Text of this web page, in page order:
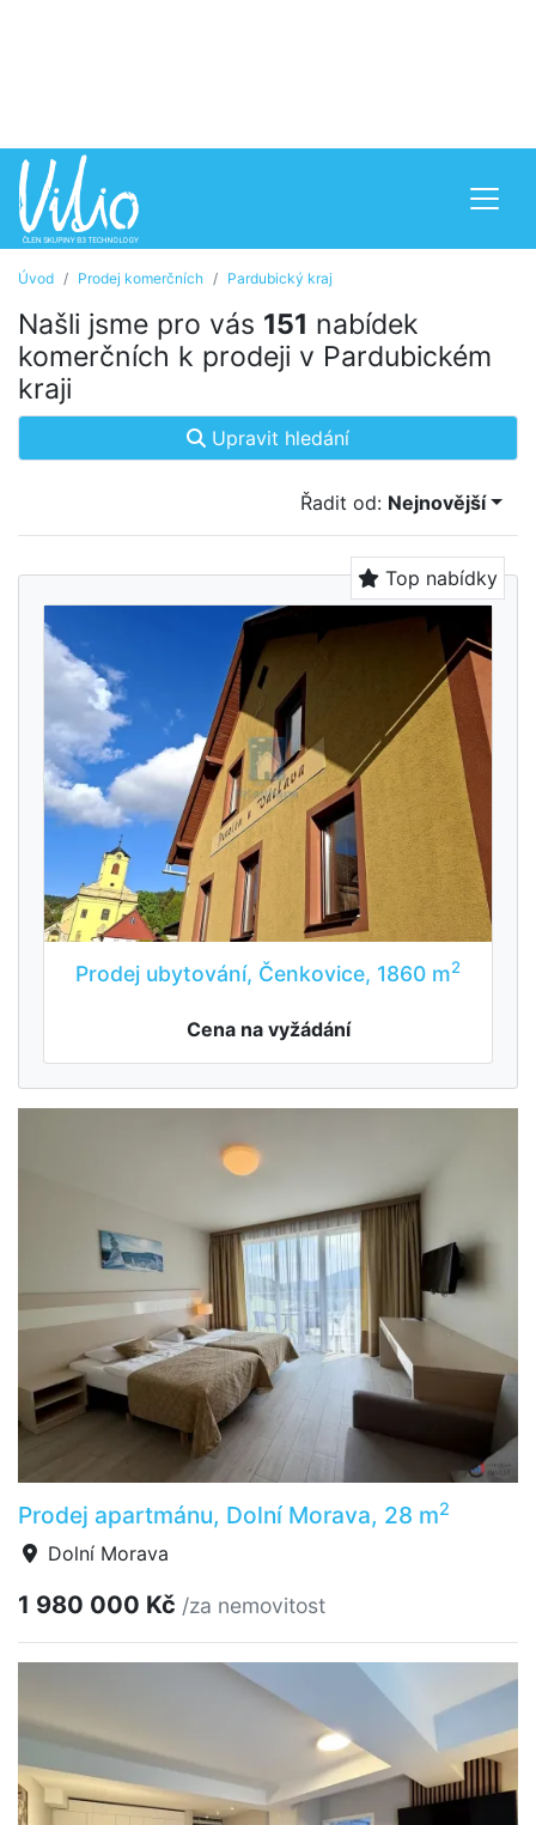
Úvod Prodej komerčních Pardubický kraj
Našli jsme pro vás 151 nabídek
komerčních k prodeji v Pardubickém
kraji
Upravit hledání
Řadit od: Nejnovější
Top nabídky
Prodej ubytování, Čenkovice, 1860 m2
Cena na vyžádání
Prodej apartmánu, Dolní Morava, 28 m2
Dolní Morava
1 980 000 Kč /za nemovitost